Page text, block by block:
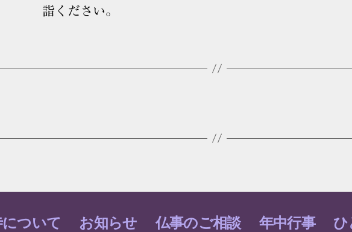
詣ください。
ついて お知らせ 仏事のご相談 年中行事 ひ